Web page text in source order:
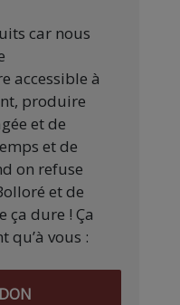
car nous
accessible à
produire
et de
et de
on refuse
et de
ça dure ! Ça
qu’à vous :